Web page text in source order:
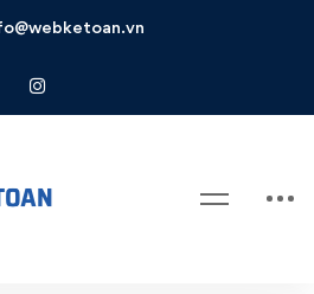
mại - Những điểm cần lưu ý
thương mại –